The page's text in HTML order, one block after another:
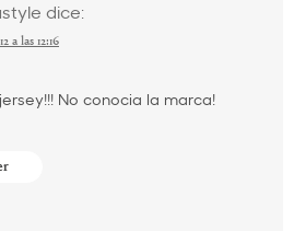
dice:
a las 12:16
No conocia la marca!